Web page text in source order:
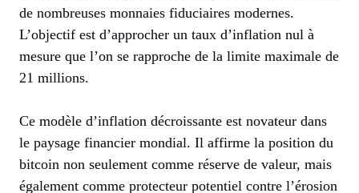
de nombreuses monnaies fiduciaires modernes.
L’objectif est d’approcher un taux d’inflation nul à
mesure que l’on se rapproche de la limite maximale de
21 millions.
Ce modèle d’inflation décroissante est novateur dans
le paysage financier mondial. Il affirme la position du
bitcoin non seulement comme réserve de valeur, mais
également comme protecteur potentiel contre l’érosion